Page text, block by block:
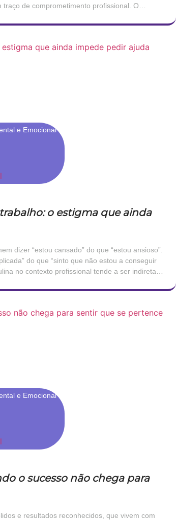
de comprometimento profissional. O
e Emocional
o estigma que ainda
dizer “estou cansado” do que “estou ansioso”.
do que “sinto que não estou a conseguir
no contexto profissional tende a ser indireta,
e Emocional
o sucesso não chega para
e resultados reconhecidos, que vivem com